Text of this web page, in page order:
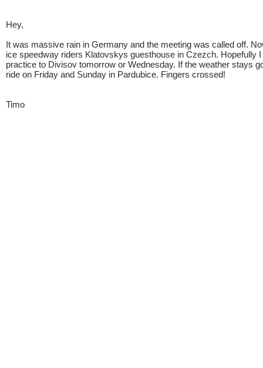
Hey,
It was massive rain in Germany and the meeting was called off.
ice speedway riders Klatovskys guesthouse in Czezch. Hopefully I
practice to Divisov tomorrow or Wednesday. If the weather stays
ride on Friday and Sunday in Pardubice. Fingers crossed!
Timo